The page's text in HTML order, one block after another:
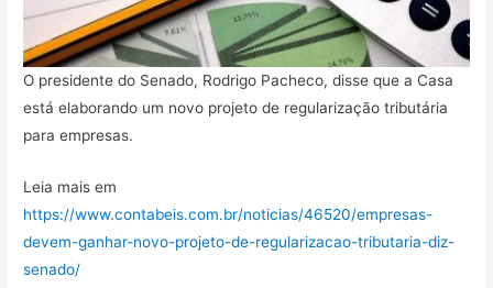
O presidente do Senado, Rodrigo Pacheco, disse que a Casa
está elaborando um novo projeto de regularização tributária
para empresas.
Leia mais em
https://www.contabeis.com.br/noticias/46520/empresas-
devem-ganhar-novo-projeto-de-regularizacao-tributaria-diz-
senado/